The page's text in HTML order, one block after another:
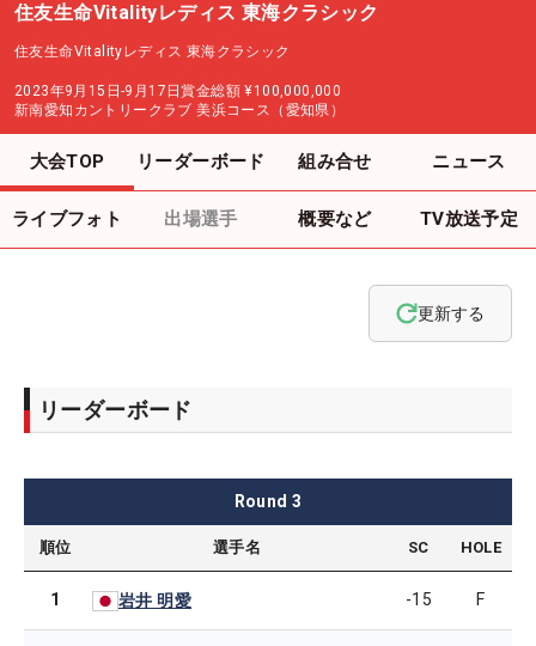
住友生命Vitalityレディス 東海クラシック
住友生命Vitalityレディス 東海クラシック
2023年9月15日-9月17日賞金総額 ¥100,000,000
新南愛知カントリークラブ 美浜コース（愛知県）
大会TOP リーダーボード 組み合せ ニュース
ライブフォト 出場選手 概要など TV放送予定
更新する
リーダーボード
Round 3
順位 選手名 SC HOLE
1 岩井 明愛 -15 F